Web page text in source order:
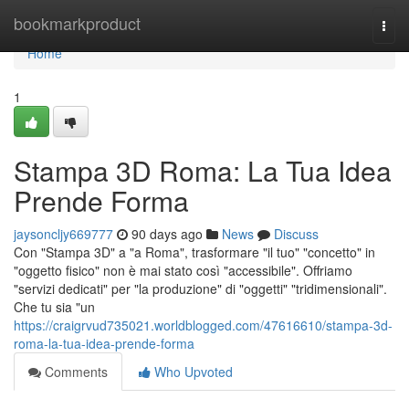
bookmarkproduct
Home
Home
1
Stampa 3D Roma: La Tua Idea
Prende Forma
jaysoncljy669777 90 days ago News
Discuss
Con "Stampa 3D" a "a Roma", trasformare "il tuo" "concetto" in
"oggetto fisico" non è mai stato così "accessibile". Offriamo
"servizi dedicati" per "la produzione" di "oggetti" "tridimensionali".
Che tu sia "un
https://craigrvud735021.worldblogged.com/47616610/stampa-3d-
roma-la-tua-idea-prende-forma
Comments
Who Upvoted